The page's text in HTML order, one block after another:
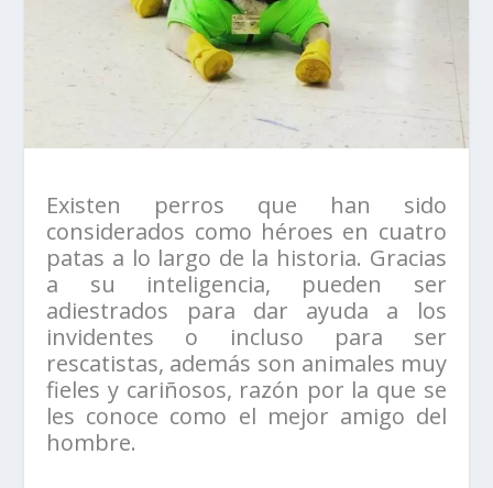
Existen perros que han sido
considerados como héroes en cuatro
patas a lo largo de la historia. Gracias
a su inteligencia, pueden ser
adiestrados para dar ayuda a los
invidentes o incluso para ser
rescatistas, además son animales muy
fieles y cariñosos, razón por la que se
les conoce como el mejor amigo del
hombre.